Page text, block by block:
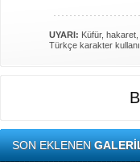
UYARI: Küfür,
Türkçe karakter
SON EKLENEN